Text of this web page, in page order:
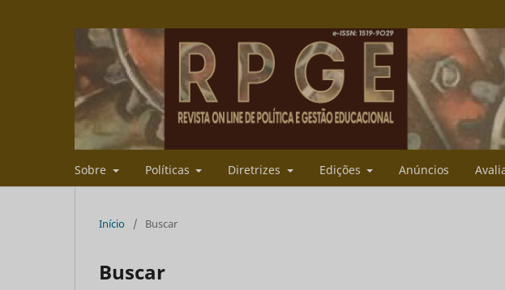
Sobre Políticas Diretrizes Edições Anúncios
Início / Buscar
Buscar